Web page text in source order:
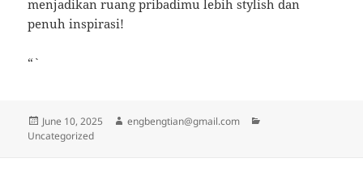
menjadikan ruang pribadimu lebih stylish dan
penuh inspirasi!
“`
Posted
on
June 10, 2025 Author
engbengtian@gmail.com
Uncategorized